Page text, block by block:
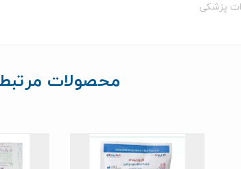
پزشکی
محصولات مرتبط